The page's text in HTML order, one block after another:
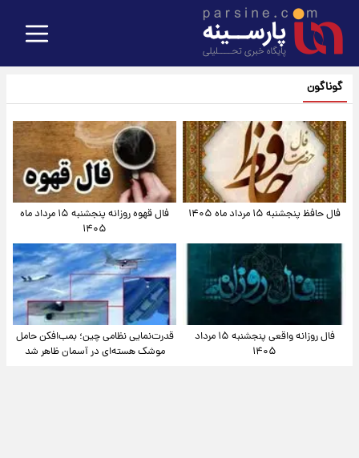
گوناگون
فال حافظ پنجشنبه ۱۵ مرداد ماه ۱۴۰۵
فال قهوه روزانه پنجشنبه ۱۵ مرداد ماه
۱۴۰۵
فال روزانه واقعی پنجشنبه ۱۵ مرداد
۱۴۰۵
قدرت‌نمایی نظامی چین؛ بمب‌افکن حامل
موشک هسته‌ای در آسمان ظاهر شد